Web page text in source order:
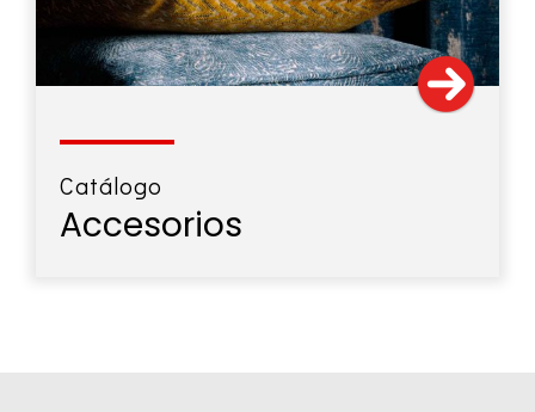
Catálogo
Accesorios